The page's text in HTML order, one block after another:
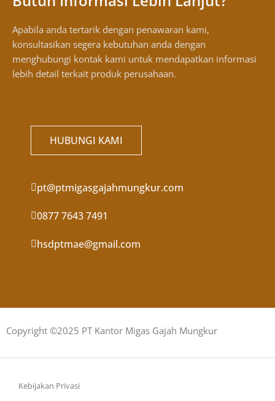
Apabila anda tertarik dengan penawaran kami,
konsultasikan segera kebutuhan anda dengan
menghubungi kontak kami untuk mendapatkan informasi
lebih detail terkait produk perusahaan.
HUBUNGI KAMI
pt@ptmigasgajahmungkur.com
0877 7643 7491
hsdptmae@gmail.com
Copyright ©2025 PT Kantor Migas Gajah Mungkur
Kebijakan Privasi